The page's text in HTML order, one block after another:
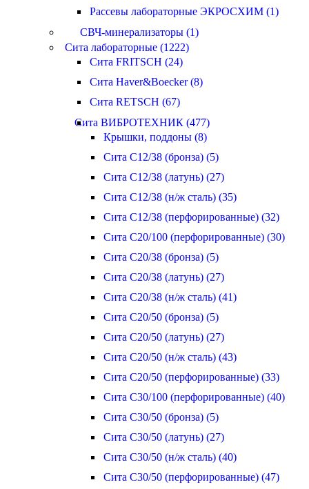
Рассевы лабораторные ЭКРОСХИМ (1)
СВЧ-минерализаторы (1)
Сита лабораторные (1222)
Сита FRITSCH (24)
Сита Haver&Boecker (8)
Сита RETSCH (67)
Сита ВИБРОТЕХНИК (477)
Крышки, поддоны (8)
Сита С12/38 (бронза) (5)
Сита С12/38 (латунь) (27)
Сита С12/38 (н/ж сталь) (35)
Сита С12/38 (перфорированные) (32)
Сита С20/100 (перфорированные) (30)
Сита С20/38 (бронза) (5)
Сита С20/38 (латунь) (27)
Сита С20/38 (н/ж сталь) (41)
Сита С20/50 (бронза) (5)
Сита С20/50 (латунь) (27)
Сита С20/50 (н/ж сталь) (43)
Сита С20/50 (перфорированные) (33)
Сита С30/100 (перфорированные) (40)
Сита С30/50 (бронза) (5)
Сита С30/50 (латунь) (27)
Сита С30/50 (н/ж сталь) (40)
Сита С30/50 (перфорированные) (47)